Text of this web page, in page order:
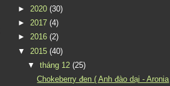
► 2020 (30)
► 2017 (4)
► 2016 (2)
▼ 2015 (40)
▼ tháng 12 (25)
Chokeberry đen ( Anh đào dại - Aronia